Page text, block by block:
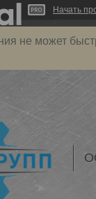
Начать
не может